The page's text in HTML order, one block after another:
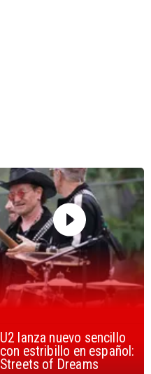
“Africa” de Toto es
considerada la mejor
canción, según la ciencia